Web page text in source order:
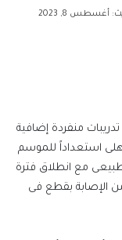
أغسطس 8, 2023
منفردة إضافية
استعداداً للموسم
مع انطلاق فترة
من الإصابة بقطع فى